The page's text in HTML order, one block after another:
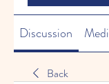
Discussion
Back